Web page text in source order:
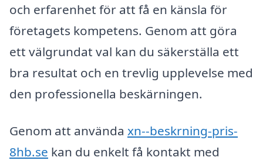
och erfarenhet för att få en känsla för
företagets kompetens. Genom att göra
ett välgrundat val kan du säkerställa ett
bra resultat och en trevlig upplevelse med
den professionella beskärningen.
Genom att använda xn--beskrning-pris-
8hb.se kan du enkelt få kontakt med